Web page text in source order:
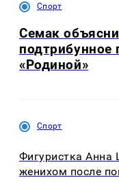
Спорт
Семак
«Родиной»
Спорт
Фигуристка Анна
женихом после